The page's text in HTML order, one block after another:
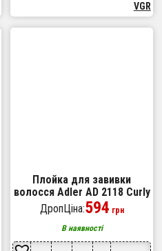
VGR
Плойка для завивки
волосся Adler AD 2118 Curly
200 Вт з терморегулятором
ДропЦіна:594 грн
В наявності